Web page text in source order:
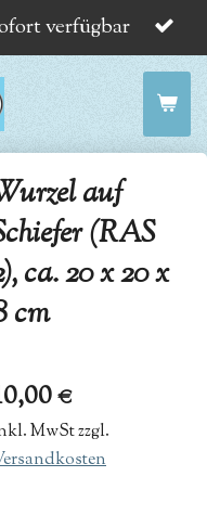
verfügbar
auf
(RAS
ca. 20 x 20 x
cm
€
MwSt zzgl.